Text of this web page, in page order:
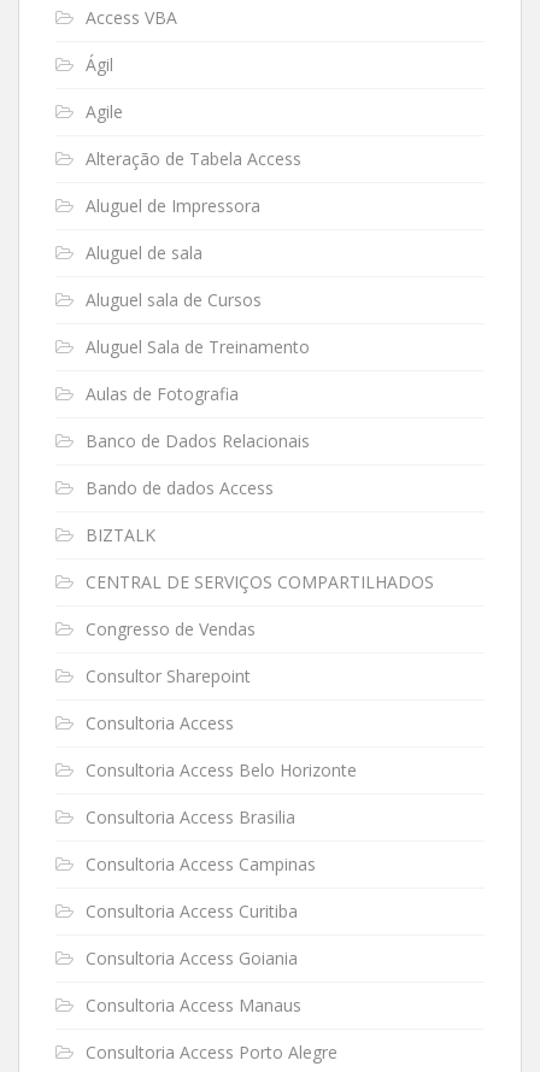
Access VBA
Ágil
Agile
Alteração de Tabela Access
Aluguel de Impressora
Aluguel de sala
Aluguel sala de Cursos
Aluguel Sala de Treinamento
Aulas de Fotografia
Banco de Dados Relacionais
Bando de dados Access
BIZTALK
CENTRAL DE SERVIÇOS COMPARTILHADOS
Congresso de Vendas
Consultor Sharepoint
Consultoria Access
Consultoria Access Belo Horizonte
Consultoria Access Brasilia
Consultoria Access Campinas
Consultoria Access Curitiba
Consultoria Access Goiania
Consultoria Access Manaus
Consultoria Access Porto Alegre